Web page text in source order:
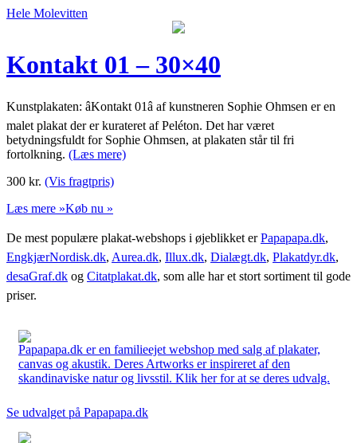
Hele Molevitten
Kontakt 01 – 30×40
Kunstplakaten: âKontakt 01â af kunstneren Sophie Ohmsen er en
malet plakat der er kurateret af Peléton. Det har været
betydningsfuldt for Sophie Ohmsen, at plakaten står til fri
fortolkning. (Læs mere)
300 kr. (Vis fragtpris)
Læs mere »Køb nu »
De mest populære plakat-webshops i øjeblikket erPapapapa.dk,
EngkjærNordisk.dk, Aurea.dk, Illux.dk, Dialægt.dk, Plakatdyr.dk,
desaGraf.dk og Citatplakat.dk, som alle har et stort sortiment til gode
priser.
Papapapa.dk er en familieejet webshop med salg af plakater,
canvas og akustik. Deres Artworks er inspireret af den
skandinaviske natur og livsstil. Klik her for at se deres udvalg.
Se udvalget på Papapapa.dk